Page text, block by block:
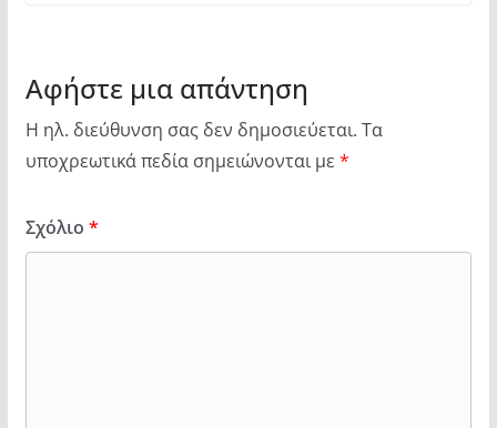
Αφήστε μια απάντηση
Η ηλ. διεύθυνση σας δεν δημοσιεύεται. Τα
υποχρεωτικά πεδία σημειώνονται με *
Σχόλιο *